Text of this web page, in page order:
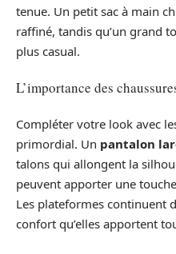
tenue. Un petit sac à main
raffiné, tandis qu’un grand
plus casual.
L’importance des
Compléter votre look avec
primordial. Un pantalon
talons qui allongent la
peuvent apporter une
Les plateformes continuent
confort qu’elles apportent